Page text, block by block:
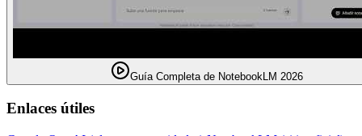
Guía Completa de NotebookLM 2026
Enlaces útiles